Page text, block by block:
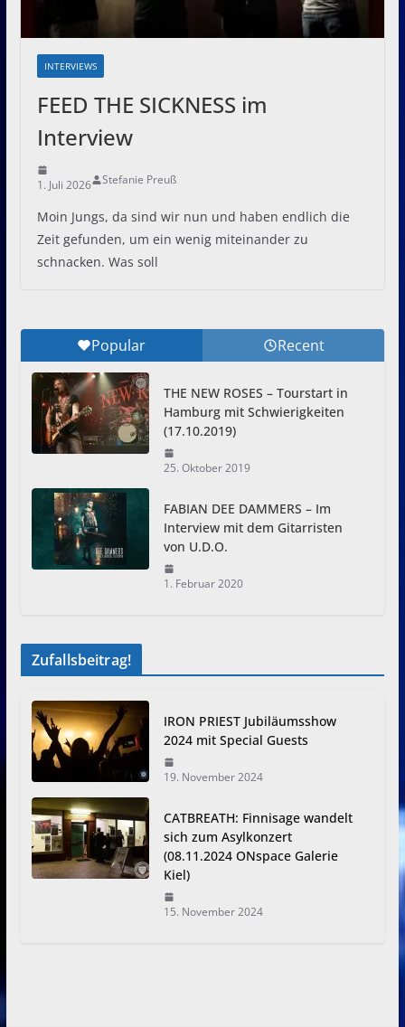
INTERVIEWS
FEED THE SICKNESS im
Interview
1. Juli 2026 Stefanie Preuß
Moin Jungs, da sind wir nun und haben endlich die
Zeit gefunden, um ein wenig miteinander zu
schnacken. Was soll
Popular Recent
THE NEW ROSES – Tourstart in
Hamburg mit Schwierigkeiten
(17.10.2019)
25. Oktober 2019
FABIAN DEE DAMMERS – Im
Interview mit dem Gitarristen
von U.D.O.
1. Februar 2020
Zufallsbeitrag!
IRON PRIEST Jubiläumsshow
2024 mit Special Guests
19. November 2024
CATBREATH: Finnisage wandelt
sich zum Asylkonzert
(08.11.2024 ONspace Galerie
Kiel)
15. November 2024